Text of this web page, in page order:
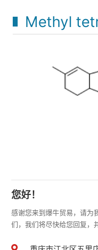
Methyl
您好！
感谢您来到爆牛贸易，请为
们，我们将尽快给您回复，